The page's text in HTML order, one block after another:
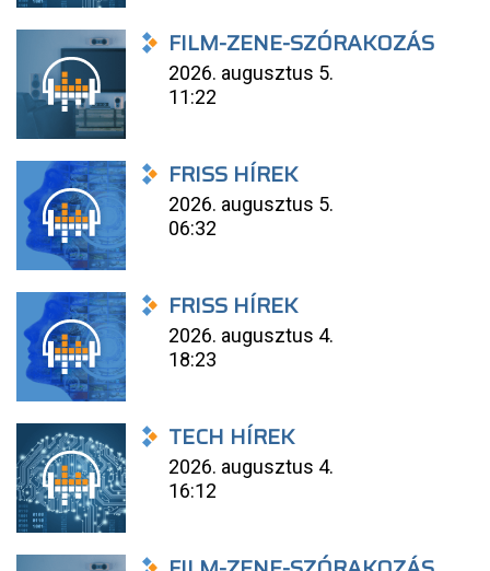
FILM-ZENE-SZÓRAKOZÁS
2026. augusztus 5.
11:22
FRISS HÍREK
2026. augusztus 5.
06:32
FRISS HÍREK
2026. augusztus 4.
18:23
TECH HÍREK
2026. augusztus 4.
16:12